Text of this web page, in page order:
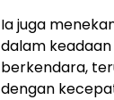
Ia juga
dalam
berkendara,
dengan